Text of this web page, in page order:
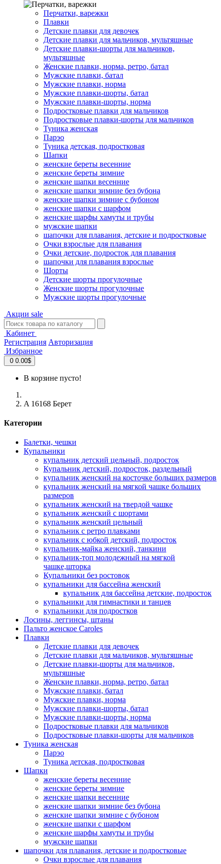
Перчатки, варежки
Плавки
Детские плавки для девочек
Детские плавки для мальчиков, мультяшные
Детские плавки-шорты для мальчиков,
мультяшные
Женские плавки, норма, ретро, батал
Мужские плавки, батал
Мужские плавки, норма
Мужские плавки-шорты, батал
Мужские плавки-шорты, норма
Подростковые плавки для мальчиков
Подростковые плавки-шорты для мальчиков
Туникa женская
Парэо
Туника детская, подростковая
Шапки
женские береты весенние
женские береты зимние
женские шапки весенние
женские шапки зимние без бубона
женские шапки зимние с бубоном
женские шапки с шарфом
женские шарфы хамуты и трубы
мужские шапки
шапочки для плавания, детские и подростковые
Очки взрослые для плавания
Очки детские, подросток для плавания
шапочки для плавания взрослые
Шорты
Детские шорты прогулочные
Женские шорты прогулочные
Мужские шорты прогулочные
Акции sale
Кабинет
Регистрация Авторизация
Избранное
0 0.00$
В корзине пусто!
A 16168 Берет
Категории
Балетки, чешки
Купальники
купальник детский цельный, подросток
Купальник детский, подросток, раздельный
купальник женский на косточке больших размеров
купальник женский на мягкой чашке больших
размеров
купальник женский на твердой чашке
купальник женский с шортами
купальник женский цельный
купальник с ретро плавками
купальник с юбкой детский, подросток
купальник-майка женский, танкини
купальник-топ молодежный на мягкой
чашке,шторка
Купальники без ростовок
купальники для бассейна женский
купальник для бассейна детские, подросток
купальники для гимнастики и танцев
купальники для подростков
Лосины, леггинсы, штаны
Пальто женское Caroles
Плавки
Детские плавки для девочек
Детские плавки для мальчиков, мультяшные
Детские плавки-шорты для мальчиков,
мультяшные
Женские плавки, норма, ретро, батал
Мужские плавки, батал
Мужские плавки, норма
Мужские плавки-шорты, батал
Мужские плавки-шорты, норма
Подростковые плавки для мальчиков
Подростковые плавки-шорты для мальчиков
Туникa женская
Парэо
Туника детская, подростковая
Шапки
женские береты весенние
женские береты зимние
женские шапки весенние
женские шапки зимние без бубона
женские шапки зимние с бубоном
женские шапки с шарфом
женские шарфы хамуты и трубы
мужские шапки
шапочки для плавания, детские и подростковые
Очки взрослые для плавания